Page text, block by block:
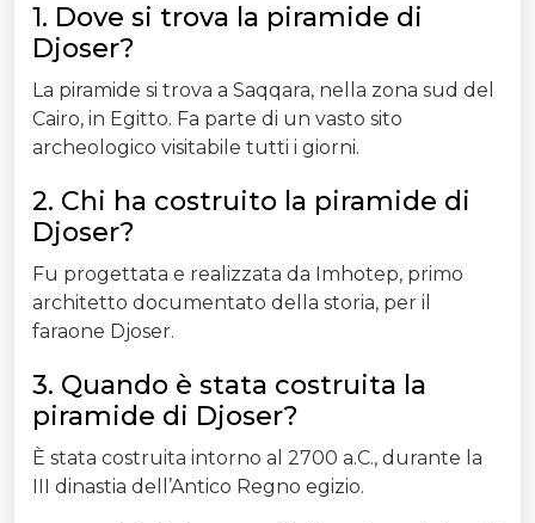
1. Dove si trova la piramide di
Djoser?
La piramide si trova a Saqqara, nella zona sud del
Cairo, in Egitto. Fa parte di un vasto sito
archeologico visitabile tutti i giorni.
2. Chi ha costruito la piramide di
Djoser?
Fu progettata e realizzata da Imhotep, primo
architetto documentato della storia, per il
faraone Djoser.
3. Quando è stata costruita la
piramide di Djoser?
È stata costruita intorno al 2700 a.C., durante la
III dinastia dell’Antico Regno egizio.